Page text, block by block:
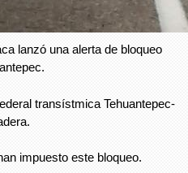
lanzó una alerta de bloqueo
transístmica Tehuantepec-
impuesto este bloqueo.